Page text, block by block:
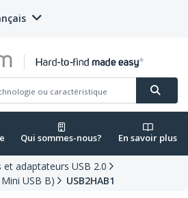
Qui sommes-nous? En savoir plus
et adaptateurs USB 2.0
USB B)
USB2HAB1